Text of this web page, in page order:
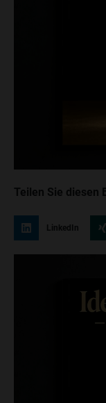
Teilen Sie diesen
LinkedIn